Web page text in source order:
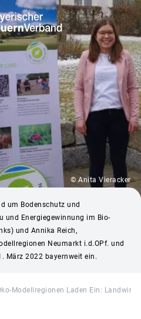
© Anita Vieracker
um Bodenschutz und
und Energiegewinnung im Bio-
und Annika Reich,
Neumarkt i.d.OPf. und
März 2022 bayernweit ein.
Modellregionen Laden Ein: